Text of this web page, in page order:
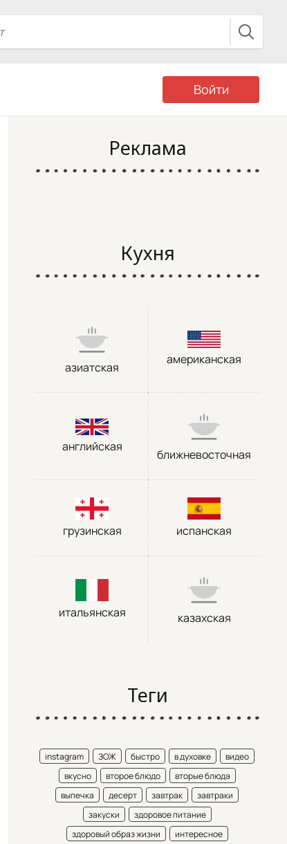
Войти
Реклама
Кухня
азиатская
американская
английская
ближневосточная
грузинская испанская
итальянская казахская
Теги
instagram ЗОЖ быстро в духовке
видео
вкусно
второе блюдо
вторые блюда
выпечка
десерт завтрак
завтраки
закуски
здоровое питание
здоровый образ жизни
интересное